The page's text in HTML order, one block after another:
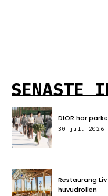
SENASTE
DIOR har
30 jul, 2026
Restaurang
huvudrollen